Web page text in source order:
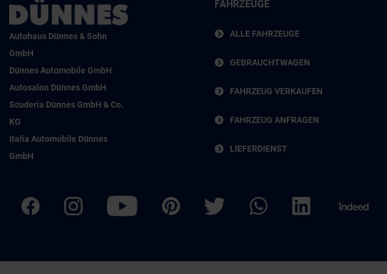
Autohaus Dünnes & Sohn
GmbH
Dünnes Automobile GmbH
Autosalon Dünnes GmbH
Scuderia Dünnes GmbH & Co.
KG
Italia Automobile Dünnes
GmbH
FAHRZEUGE
ALLE FAHRZEUGE
GEBRAUCHTWAGEN
FAHRZEUG VERKAUFEN
FAHRZEUG ANFRAGEN
LIEFERDIENST